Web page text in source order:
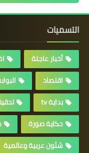
التسميات
أخبار عاجلة
اقتصاد
بداية tv
حكاية صورة
شئون عربية وعالمية